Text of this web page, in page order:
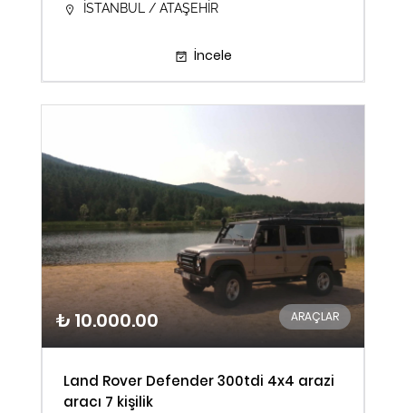
İSTANBUL / ATAŞEHİR
İncele
₺ 10.000.00 ARAÇLAR
Land Rover Defender 300tdi 4x4 arazi
aracı 7 kişilik